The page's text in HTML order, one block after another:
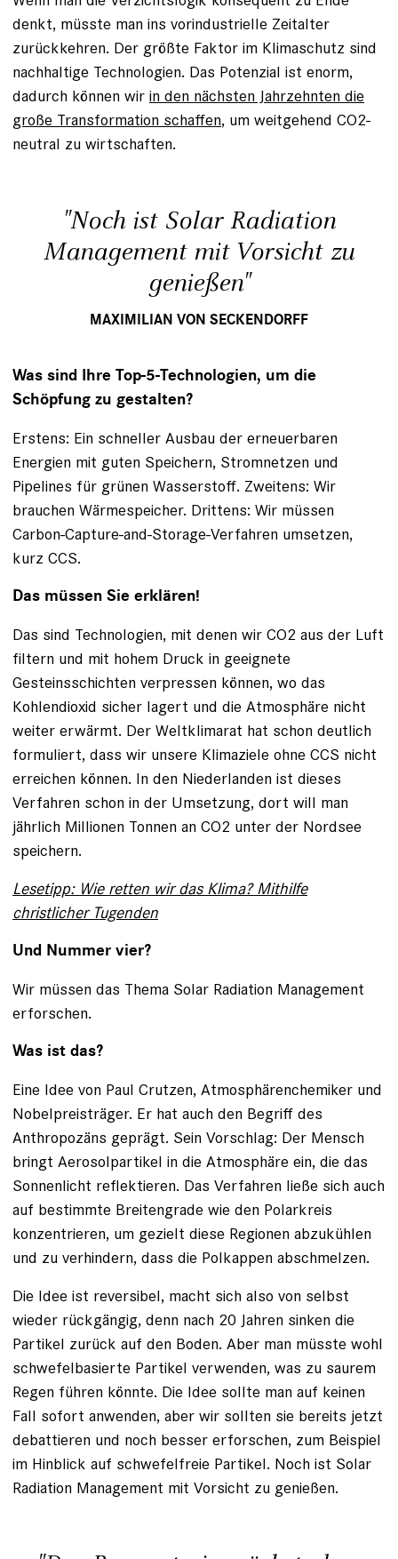
denkt, müsste man ins vorindustrielle Zeitalter
zurückkehren. Der größte Faktor im Klimaschutz sind
nachhaltige Technologien. Das Potenzial ist enorm,
dadurch können wir in den nächsten Jahrzehnten die
große Transformation schaffen, um weitgehend CO2-
neutral zu wirtschaften.
"Noch ist Solar Radiation
Management mit Vorsicht zu
genießen"
MAXIMILIAN VON SECKENDORFF
Was sind Ihre Top-5-Technologien, um die
Schöpfung zu gestalten?
Erstens: Ein schneller Ausbau der erneuerbaren
Energien mit guten Speichern, Stromnetzen und
Pipelines für grünen Wasserstoff. Zweitens: Wir
brauchen Wärmespeicher. Drittens: Wir müssen
Carbon-Capture-and-Storage-Verfahren umsetzen,
kurz CCS.
Das müssen Sie erklären!
Das sind Technologien, mit denen wir CO2 aus der Luft
filtern und mit hohem Druck in geeignete
Gesteinsschichten verpressen können, wo das
Kohlendioxid sicher lagert und die Atmosphäre nicht
weiter erwärmt. Der Weltklimarat hat schon deutlich
formuliert, dass wir unsere Klimaziele ohne CCS nicht
erreichen können. In den Niederlanden ist dieses
Verfahren schon in der Umsetzung, dort will man
jährlich Millionen Tonnen an CO2 unter der Nordsee
speichern.
Lesetipp: Wie retten wir das Klima? Mithilfe
christlicher Tugenden
Und Nummer vier?
Wir müssen das Thema Solar Radiation Management
erforschen.
Was ist das?
Eine Idee von Paul Crutzen, Atmosphärenchemiker und
Nobelpreisträger. Er hat auch den Begriff des
Anthropozäns geprägt. Sein Vorschlag: Der Mensch
bringt Aerosolpartikel in die Atmosphäre ein, die das
Sonnenlicht reflektieren. Das Verfahren ließe sich auch
auf bestimmte Breitengrade wie den Polarkreis
konzentrieren, um gezielt diese Regionen abzukühlen
und zu verhindern, dass die Polkappen abschmelzen.
Die Idee ist reversibel, macht sich also von selbst
wieder rückgängig, denn nach 20 Jahren sinken die
Partikel zurück auf den Boden. Aber man müsste wohl
schwefelbasierte Partikel verwenden, was zu saurem
Regen führen könnte. Die Idee sollte man auf keinen
Fall sofort anwenden, aber wir sollten sie bereits jetzt
debattieren und noch besser erforschen, zum Beispiel
im Hinblick auf schwefelfreie Partikel. Noch ist Solar
Radiation Management mit Vorsicht zu genießen.